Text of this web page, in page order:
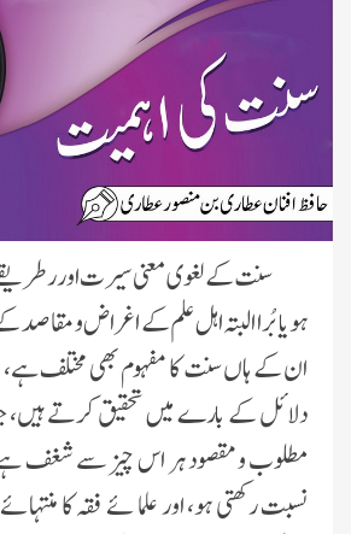
سنت کے لغوی معنی سيرت اور رطريقے
ہو یا بُرا البتہ اہل علم کے اغراض و
ان کے ہاں سنت کا مفہوم بھی مختلف ہے،
دلائل کے بارے میں تحقیق کرتے ہیں،
مطلوب و مقصود ہر اس چیز سے شغف ہے
نسبت رکھتی ہو، اور علما ئے فقہ کا